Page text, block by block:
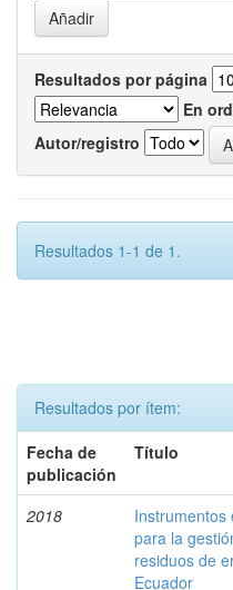
Resultados por página
En
Autor/registro
Resultados 1-1 de 1.
Resultados por ítem:
Fecha de
publicación
Título
2018
Instrumentos
para la
residuos de
Ecuador